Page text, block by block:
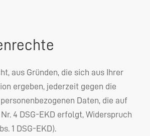
aus Gründen, die sich aus Ihrer
ergeben, jederzeit gegen die
Daten, die auf
4 DSG-EKD erfolgt, Widerspruch
1 DSG-EKD).